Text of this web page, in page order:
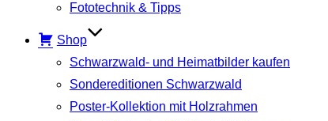
Fototechnik & Tipps
Shop
Schwarzwald- und Heimatbilder kaufen
Sondereditionen Schwarzwald
Poster-Kollektion mit Holzrahmen